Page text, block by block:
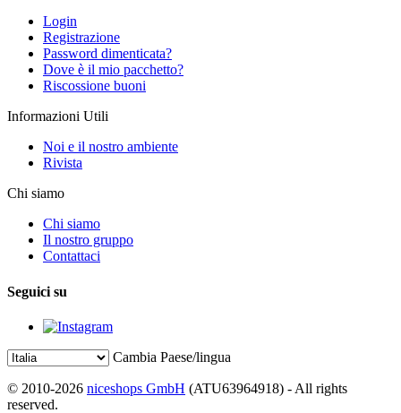
Login
Registrazione
Password dimenticata?
Dove è il mio pacchetto?
Riscossione buoni
Informazioni Utili
Noi e il nostro ambiente
Rivista
Chi siamo
Chi siamo
Il nostro gruppo
Contattaci
Seguici su
Cambia Paese/lingua
© 2010-2026 niceshops GmbH (ATU63964918) - All rights
reserved.